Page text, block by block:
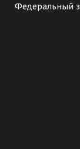
Федеральный